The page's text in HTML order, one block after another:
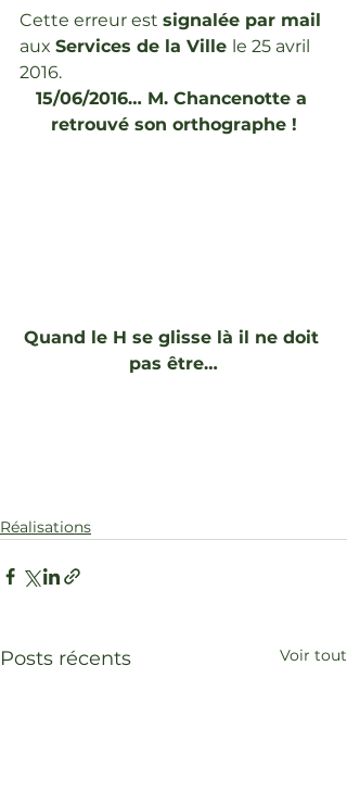
Cette erreur est signalée par mail
aux Services de la Ville le 25 avril
2016.
15/06/2016… M. Chancenotte a
retrouvé son orthographe !
Quand le H se glisse là il ne doit
pas être…
Réalisations
Posts récents Voir tout